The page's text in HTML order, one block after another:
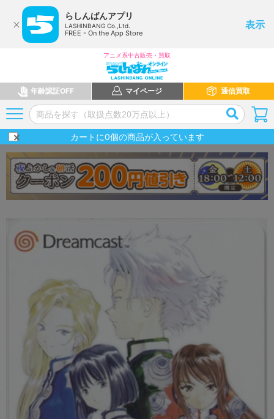
らしんばんアプリ
LASHINBANG Co.,Ltd.
FREE - On the App Store
表示
アニメ系中古販売・買取
年齢認証OFF マイページ 通信買取
カートに0個の商品が入っています